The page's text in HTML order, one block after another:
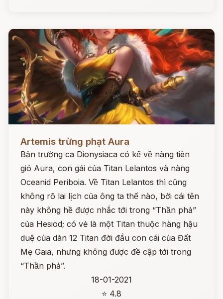
Artemis trừng phạt Aura
Bản trường ca Dionysiaca có kể về nàng tiên
gió Aura, con gái của Titan Lelantos và nàng
Oceanid Periboia. Về Titan Lelantos thì cũng
không rõ lai lịch của ông ta thế nào, bởi cái tên
này không hề được nhắc tới trong “Thần phả”
của Hesiod; có vẻ là một Titan thuộc hàng hậu
duệ của dàn 12 Titan đời đầu con cái của Đất
Mẹ Gaia, nhưng không được đề cập tới trong
“Thần phả”.
18-01-2021
⭐ 4.8